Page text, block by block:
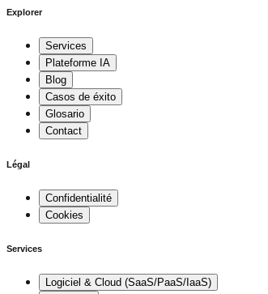
Explorer
Services
Plateforme IA
Blog
Casos de éxito
Glosario
Contact
Légal
Confidentialité
Cookies
Services
Logiciel & Cloud (SaaS/PaaS/IaaS)